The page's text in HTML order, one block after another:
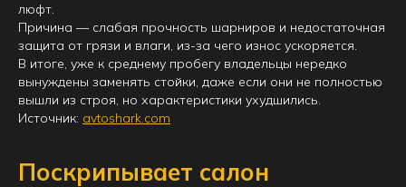
люфт.
Причина — слабая прочность шарниров и недостаточная
защита от грязи и влаги, из-за чего износ ускоряется.
В итоге, уже к среднему пробегу владельцы нередко
вынуждены заменять стойки, даже если они не полностью
вышли из строя, но характеристики ухудшились.
Источник: avtoshark.com
Поскрипывает салон